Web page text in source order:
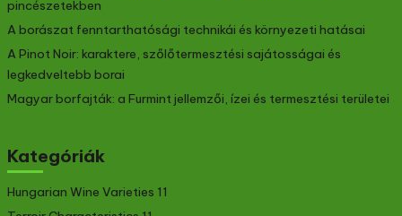
Sütik
Legújabb bejegyzések
Magyar borászat hagyományos borászati technikái
pincészetekben
A borászat fenntarthatósági technikái és környezeti hatásai
A Pinot Noir: karaktere, szőlőtermesztési sajátosságai és